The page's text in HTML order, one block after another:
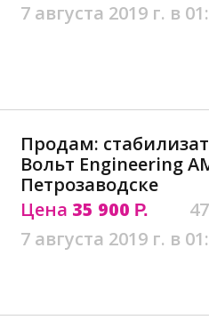
7 августа 2019 г. в
Продам:
Вольт Engineering
Петрозаводске
Цена 35 900 Р.
7 августа 2019 г. в